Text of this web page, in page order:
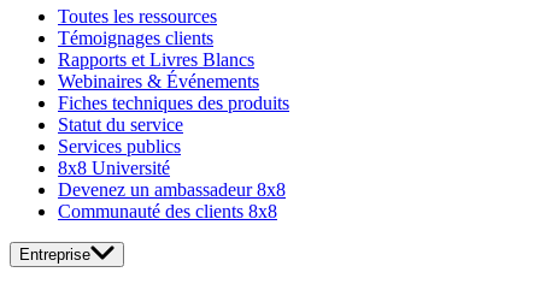
Toutes les ressources
Témoignages clients
Rapports et Livres Blancs
Webinaires & Événements
Fiches techniques des produits
Statut du service
Services publics
8x8 Université
Devenez un ambassadeur 8x8
Communauté des clients 8x8
Entreprise